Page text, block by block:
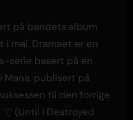
på bandets album
i mai. Dramaet er en
serie basert på en
Mana, publisert på
til den forrige
(Until I Destroyed